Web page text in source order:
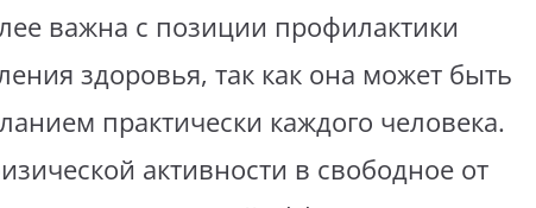
важна с позиции профилактики
здоровья, так как она может быть
практически каждого человека.
активности в свободное от